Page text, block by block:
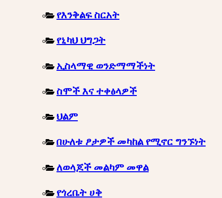
የእንቅልፍ ስርአት
የኒካህ ህግጋት
ኢስላማዊ ወንድማማችነት
ስሞች እና ተቀፅላዎች
ህልም
በሁለቱ ፆታዎች መካከል የሚኖር ግንኙነት
ለወላጆች መልካም መዋል
የጎረቤት ሀቅ